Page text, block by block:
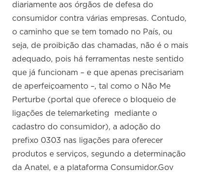
diariamente aos órgãos de defesa do
consumidor contra várias empresas. Contudo,
o caminho que se tem tomado no País, ou
seja, de proibição das chamadas, não é o mais
adequado, pois há ferramentas neste sentido
que já funcionam – e que apenas precisariam
de aperfeiçoamento –, tal como o Não Me
Perturbe (portal que oferece o bloqueio de
ligações de telemarketing mediante o
cadastro do consumidor), a adoção do
prefixo 0303 nas ligações para oferecer
produtos e serviços, segundo a determinação
da Anatel, e a plataforma Consumidor.Gov